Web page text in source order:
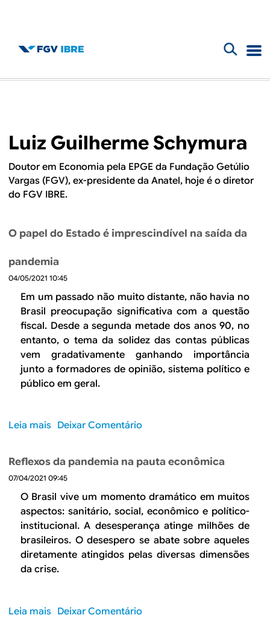
B
o
g
d
I
B
o
u
l
á
i
e
b
u
s
c
Luiz Guilherme Schymura
Doutor em Economia pela EPGE da Fundação Getúlio
Vargas (FGV), ex-presidente da Anatel, hoje é o diretor
do FGV IBRE.
O papel do Estado é imprescindível na saída da
pandemia
04/05/2021 10:45
Em um passado não muito distante, não havia no
Brasil preocupação significativa com a questão
fiscal. Desde a segunda metade dos anos 90, no
entanto, o tema da solidez das contas públicas
vem gradativamente ganhando importância
junto a formadores de opinião, sistema político e
público em geral.
Leia mais
r
e
O
p
a
p
e
l
Deixar Comentário
Reflexos da pandemia na pauta econômica
07/04/2021 09:45
O Brasil vive um momento dramático em muitos
aspectos: sanitário, social, econômico e político-
institucional. A desesperança atinge milhões de
brasileiros. O desespero se abate sobre aqueles
diretamente atingidos pelas diversas dimensões
da crise.
Leia mais Deixar Comentário